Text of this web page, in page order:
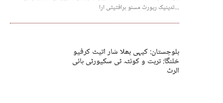
تدینیک رپورٹ مسنو ہرافتیٹی ارا...
بلوچستان: کیہی بھلا شار اتیٹ کرفیو
خلنگا: تربت و کوئٹہ ٹی سکیورٹی ہائی
الرٹ